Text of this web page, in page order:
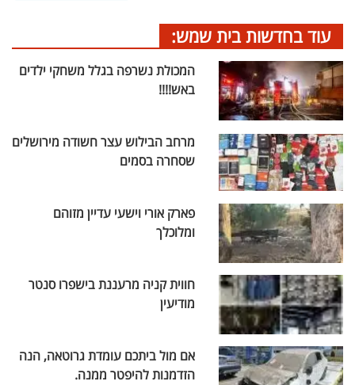
עוד בחדשות בית שמש:
המכולת נשרפה בגלל משחקי ילדים
באש!!!!
מרחב הבילוש עצר חשודה מירושלים
שסחרה בסמים
פארק אורי וישעי עדיין מזוהם
ומלוכלך
חווית קניה מרעננת בישפרו סנטר
מודיעין
אם מול ביתכם עומדת גרוטאה, הנה
הזדמנות להיפטר ממנה.